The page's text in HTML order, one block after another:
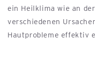
ein Heilklima wie an
verschiedenen
Hautprobleme effektiv